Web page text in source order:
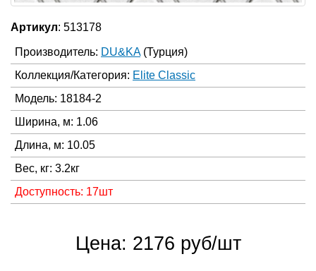
Артикул: 513178
Производитель: DU&KA (Турция)
Коллекция/Категория: Elite Classic
Модель: 18184-2
Ширина, м: 1.06
Длина, м: 10.05
Вес, кг: 3.2кг
Доступность: 17шт
Цена: 2176 руб/шт